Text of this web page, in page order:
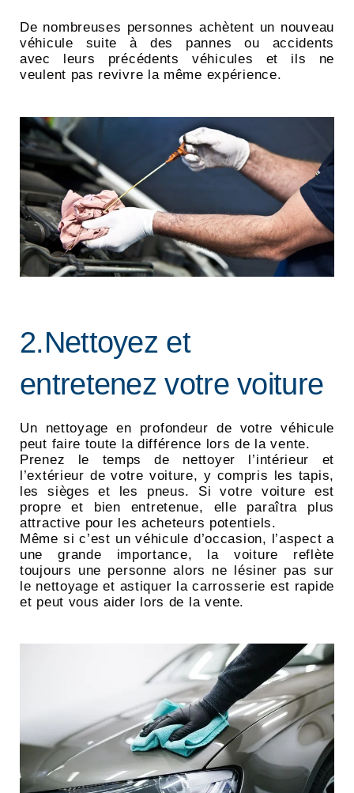
De nombreuses personnes achètent un nouveau
véhicule suite à des pannes ou accidents
avec leurs précédents véhicules et ils ne
veulent pas revivre la même expérience.
2.Nettoyez et
entretenez votre voiture
Un nettoyage en profondeur de votre véhicule
peut faire toute la différence lors de la vente.
Prenez le temps de nettoyer l’intérieur et
l’extérieur de votre voiture, y compris les tapis,
les sièges et les pneus. Si votre voiture est
propre et bien entretenue, elle paraîtra plus
attractive pour les acheteurs potentiels.
Même si c’est un véhicule d’occasion, l’aspect a
une grande importance, la voiture reflète
toujours une personne alors ne lésiner pas sur
le nettoyage et astiquer la carrosserie est rapide
et peut vous aider lors de la vente.